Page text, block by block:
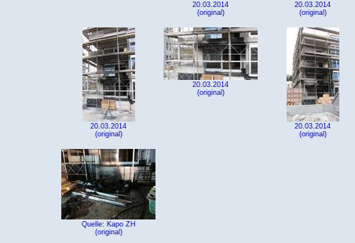
20.03.2014
(original)
20.03.2014
(original)
20.03.2014
(original)
20.03.2014
(original)
20.03.2014
(original)
Quelle: Kapo ZH
(original)